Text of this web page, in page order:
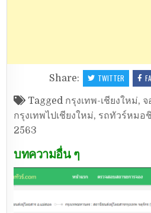
Share: TWITTER
Tagged กรุงเทพ-เชียงใหม่, จ
กรุงเทพไปเชียงใหม่, รถทัวร์หมอ
2563
บทความอื่น ๆ